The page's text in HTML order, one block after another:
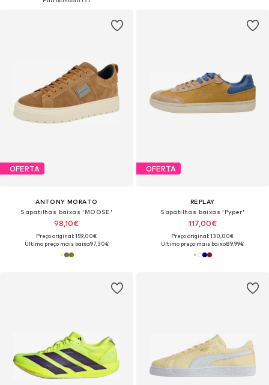
OFERTA
ANTONY MORATO
Sapatilhas baixas 'MOOSE'
98,10€
Preço original: 159,00€
Último preço mais baixo:97,30€
OFERTA
REPLAY
Sapatilhas baixas 'Pyper'
117,00€
Preço original: 130,00€
Último preço mais baixo:89,99€